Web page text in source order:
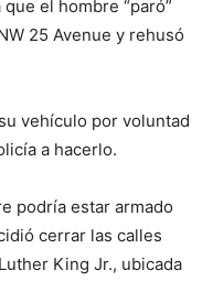
el hombre “paró”
25 Avenue y rehusó
vehículo por voluntad
a hacerlo.
podría estar armado
cerrar las calles
King Jr., ubicada